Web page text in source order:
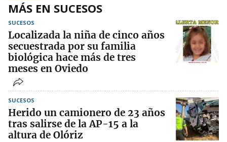
MÁS EN SUCESOS
SUCESOS
Localizada la niña de cinco años
secuestrada por su familia
biológica hace más de tres
meses en Oviedo
SUCESOS
Herido un camionero de 23 años
tras salirse de la AP-15 a la
altura de Olóriz